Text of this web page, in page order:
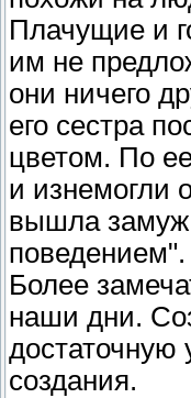
Плачущие и
им не
они ничего
его сестра
цветом. По
и изнемогли
вышла замуж
поведением".
Более
наши дни.
достаточную
создания.